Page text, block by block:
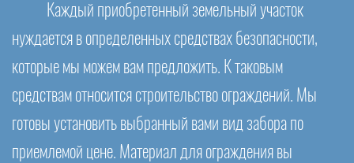
Каждый приобретенный земельный участок
нуждается в определенных средствах безопасности,
которые мы можем вам предложить. К таковым
средствам относится строительство ограждений. Мы
готовы установить выбранный вами вид забора по
приемлемой цене. Материал для ограждения вы